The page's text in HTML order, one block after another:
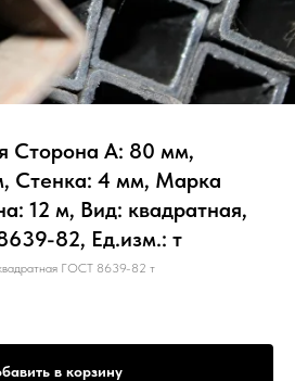
Сторона А: 80 мм,
Стенка: 4 мм, Марка
12 м, Вид: квадратная,
82, Ед.изм.: т
ГОСТ 8639-82 т
в корзину